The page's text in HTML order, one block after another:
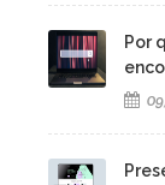
Por